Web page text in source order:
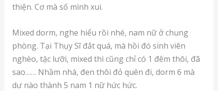
thiện. Cơ mà số mình xui.
Mixed dorm, nghe hiểu rồi nhé, nam nữ ở chung
phòng. Tại Thụy Sĩ đắt quá, mà hồi đó sinh viên
nghèo, tặc lưỡi, mixed thì cũng chỉ có 1 đêm thôi, đã
sao…… Nhầm nhá, đen thôi đỏ quên đi, dorm 6 mà
dư nào thành 5 nam 1 nữ hức hức.